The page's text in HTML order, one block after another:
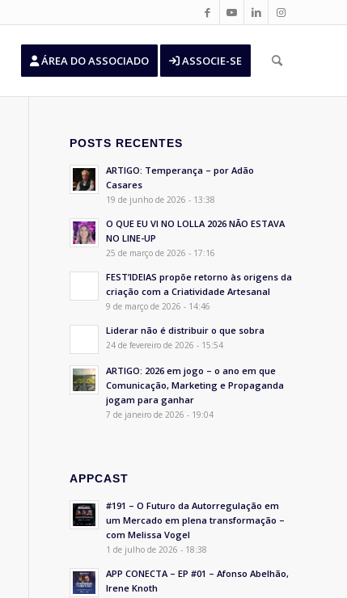
ÁREA DO ASSOCIADO ASSOCIE-SE
POSTS RECENTES
ARTIGO: Temperança – por Adão
Casares
19 de junho de 2026 - 13:38
O QUE EU VI NO LOLLA 2026 NÃO ESTAVA
NO LINE-UP
25 de março de 2026 - 17:16
FEST’IDEIAS propõe retorno às origens da
criação com a Criatividade Artesanal
9 de março de 2026 - 14:46
Liderar não é distribuir o que sobra
24 de fevereiro de 2026 - 15:54
ARTIGO: 2026 em jogo – o ano em que
Comunicação, Marketing e Propaganda
jogam para ganhar
7 de janeiro de 2026 - 19:04
APPCAST
#191 – O Futuro da Autorregulação em
um Mercado em plena transformação –
com Melissa Vogel
1 de julho de 2026 - 18:38
APP CONECTA – EP #01 – Afonso Abelhão,
Irene Knoth